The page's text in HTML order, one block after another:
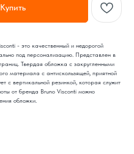
Купить
- это качественный и недорогой
под персонализацию. Представлен в
Твердая обложка с закругленными
материала с антискользящей, приятной
с вертикальной резинкой, которая служит
от бренда Bruno Visconti можно
обложки.